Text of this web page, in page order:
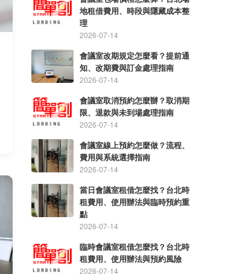
地租借費用、時段與隱藏成本整
理
2026-07-14
會議室改期規定怎麼看？提前通
知、改期費與訂金處理指南
2026-07-14
會議室取消預約怎麼辦？取消期
限、退款與未到場處理指南
2026-07-14
會議室線上預約怎麼做？流程、
費用與系統選擇指南
2026-07-14
當日會議室租借怎麼找？台北時
租費用、使用辦法與臨時預約重
點
2026-07-14
臨時會議室租借怎麼找？台北時
租費用、使用辦法與預約風險
2026-07-14